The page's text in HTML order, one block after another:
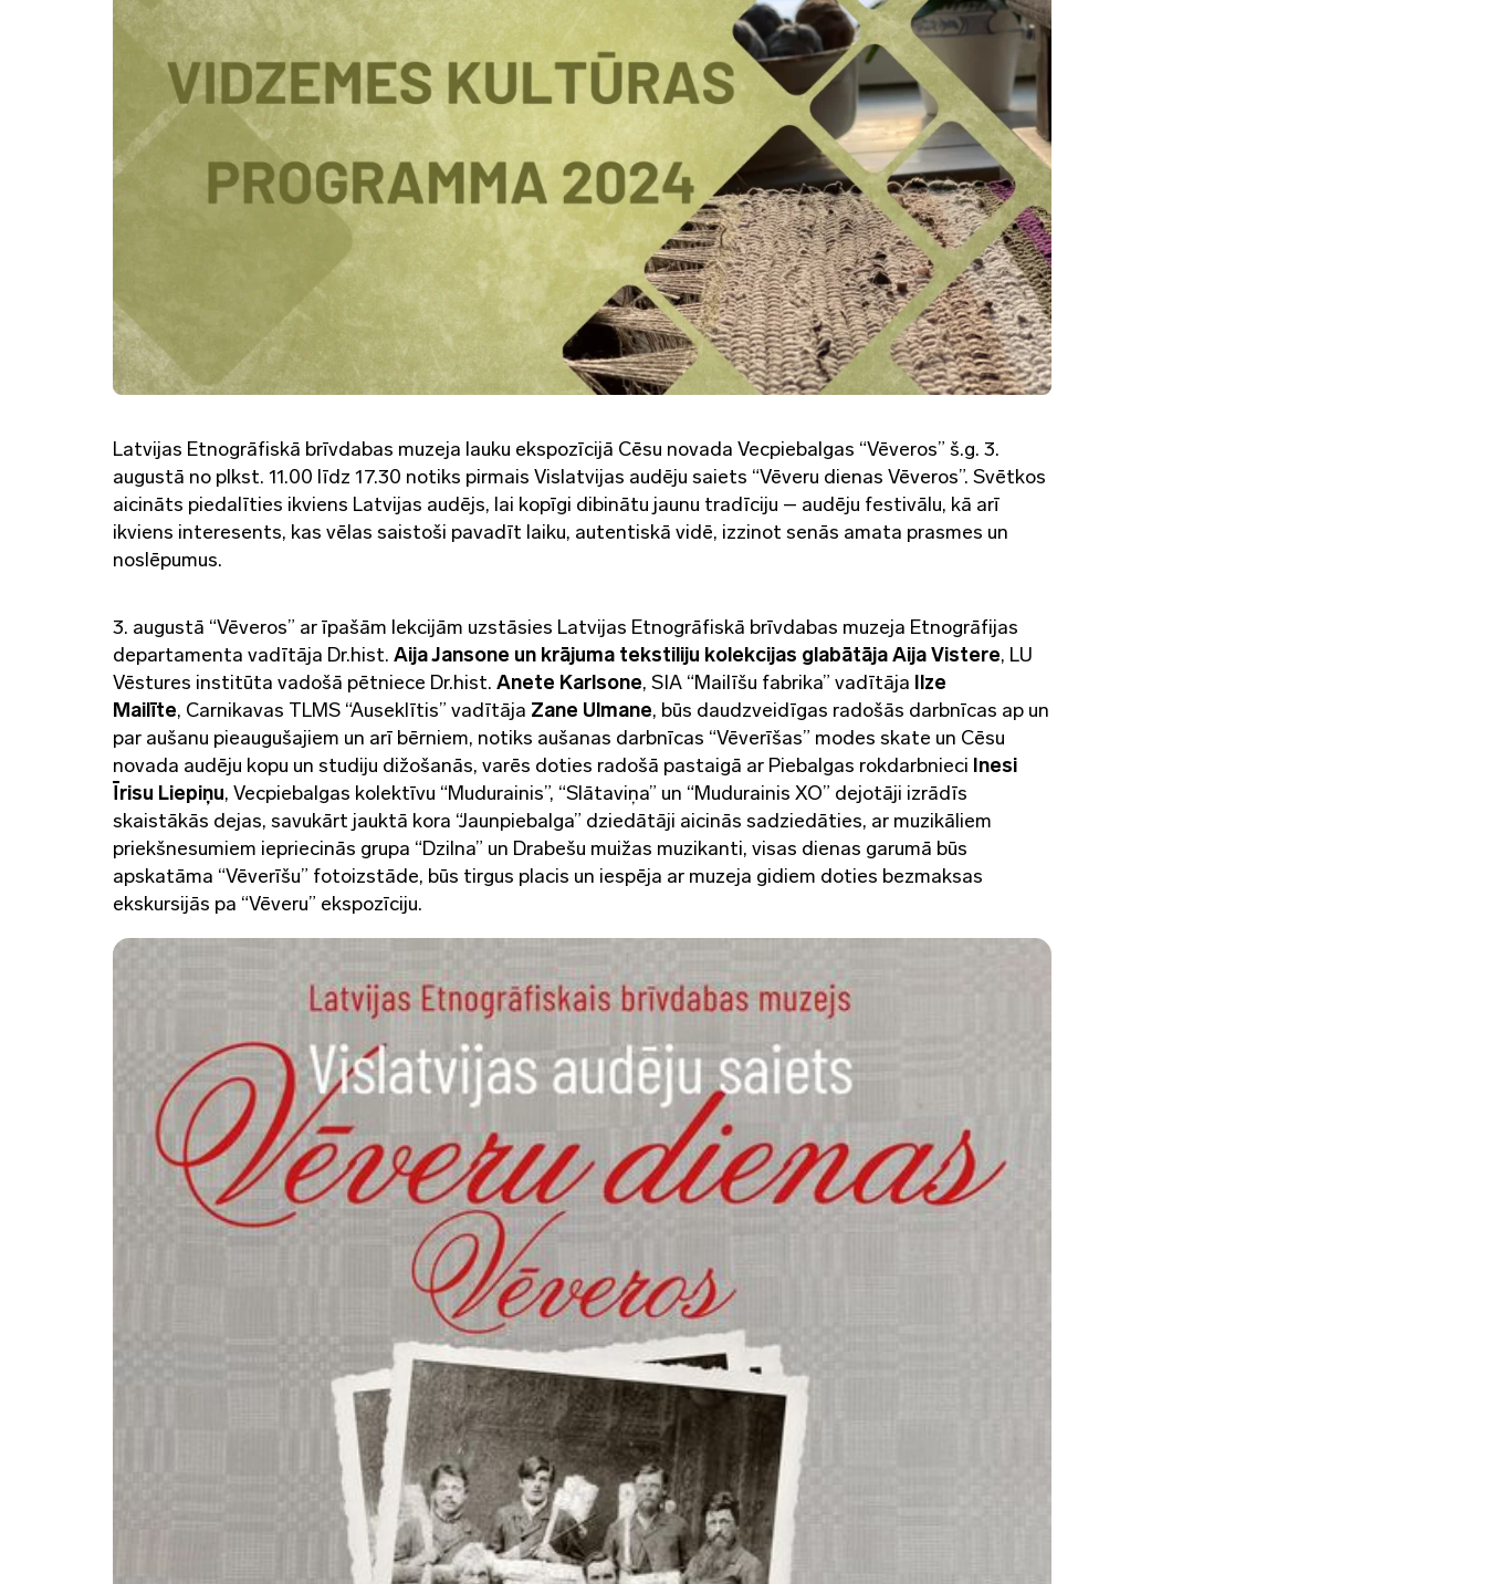
Latvijas Etnogrāfiskā brīvdabas muzeja lauku ekspozīcijā Cēsu novada Vecpiebalgas “Vēveros” š.g. 3.
augustā no plkst. 11.00 līdz 17.30 notiks pirmais Vislatvijas audēju saiets “Vēveru dienas Vēveros”. Svētkos
aicināts piedalīties ikviens Latvijas audējs, lai kopīgi dibinātu jaunu tradīciju – audēju festivālu, kā arī
ikviens interesents, kas vēlas saistoši pavadīt laiku, autentiskā vidē, izzinot senās amata prasmes un
noslēpumus.
3. augustā “Vēveros” ar īpašām lekcijām uzstāsies Latvijas Etnogrāfiskā brīvdabas muzeja Etnogrāfijas
departamenta vadītāja Dr.hist. Aija Jansone un krājuma tekstiliju kolekcijas glabātāja Aija Vistere, LU
Vēstures institūta vadošā pētniece Dr.hist. Anete Karlsone, SIA “Mailīšu fabrika” vadītāja Ilze
Mailīte, Carnikavas TLMS “Auseklītis” vadītāja Zane Ulmane, būs daudzveidīgas radošās darbnīcas ap un
par aušanu pieaugušajiem un arī bērniem, notiks aušanas darbnīcas “Vēverīšas” modes skate un Cēsu
novada audēju kopu un studiju dižošanās, varēs doties radošā pastaigā ar Piebalgas rokdarbnieci Inesi
Īrisu Liepiņu, Vecpiebalgas kolektīvu “Mudurainis”, “Slātaviņa” un “Mudurainis XO” dejotāji izrādīs
skaistākās dejas, savukārt jauktā kora “Jaunpiebalga” dziedātāji aicinās sadziedāties, ar muzikāliem
priekšnesumiem iepriecinās grupa “Dzilna” un Drabešu muižas muzikanti, visas dienas garumā būs
apskatāma “Vēverīšu” fotoizstāde, būs tirgus placis un iespēja ar muzeja gidiem doties bezmaksas
ekskursijās pa “Vēveru” ekspozīciju.